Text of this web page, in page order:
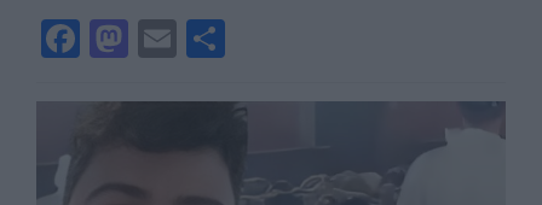
F
c
M
st
o
d
E
ai
l
ρ
α
σ